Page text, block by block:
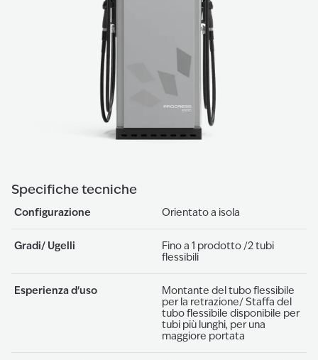
Specifiche tecniche
Configurazione Orientato a isola
Gradi/ Ugelli
Fino a 1 prodotto /2 tubi
flessibili
Esperienza d'uso
Montante del tubo flessibile
per la retrazione/ Staffa del
tubo flessibile disponibile per
tubi più lunghi, per una
maggiore portata